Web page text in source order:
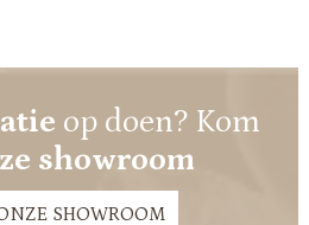
op doen? Kom
showroom
SHOWROOM